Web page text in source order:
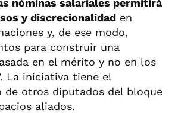
y discrecionalidad en
y, de ese modo,
para construir una
en el mérito y no en los
La iniciativa tiene el
de otros diputados del bloque
aliados.